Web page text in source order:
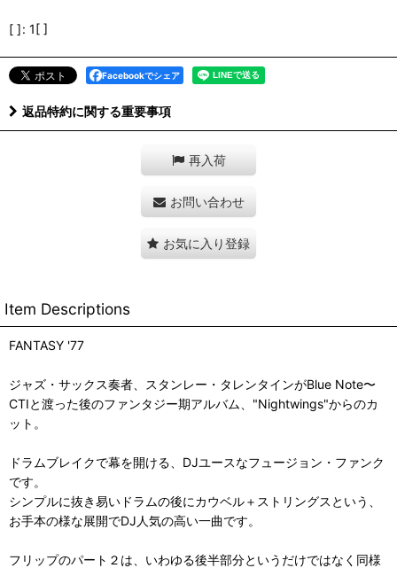
[ ]: 1[ ]
Facebookでシェア
返品特約に関する重要事項
再入荷
お問い合わせ
お気に入り登録
Item Descriptions
FANTASY '77
ジャズ・サックス奏者、スタンレー・タレンタインがBlue Note〜
CTIと渡った後のファンタジー期アルバム、"Nightwings"からのカ
ット。
ドラムブレイクで幕を開ける、DJユースなフュージョン・ファンク
です。
シンプルに抜き易いドラムの後にカウベル＋ストリングスという、
お手本の様な展開でDJ人気の高い一曲です。
フリップのパート２は、いわゆる後半部分というだけではなく同様